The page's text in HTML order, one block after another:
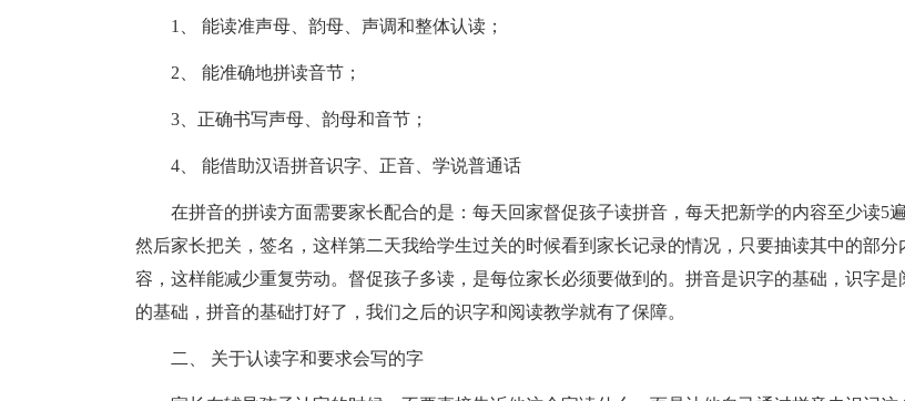
1、 能读准声母、韵母、声调和整体认读；
2、 能准确地拼读音节；
3、正确书写声母、韵母和音节；
4、 能借助汉语拼音识字、正音、学说普通话
在拼音的拼读方面需要家长配合的是：每天回家督促孩子读拼音，每天把新学的内容至少读5遍
然后家长把关，签名，这样第二天我给学生过关的时候看到家长记录的情况，只要抽读其中的部分
容，这样能减少重复劳动。督促孩子多读，是每位家长必须要做到的。拼音是识字的基础，识字是
的基础，拼音的基础打好了，我们之后的识字和阅读教学就有了保障。
二、 关于认读字和要求会写的字